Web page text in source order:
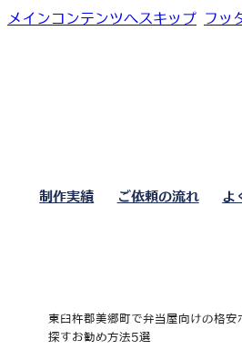
メインコンテンツへスキップ フッ
制作実績 ご依頼の流れ よ
東臼杵郡美郷町で弁当屋向けの格安
探すお勧め方法5選